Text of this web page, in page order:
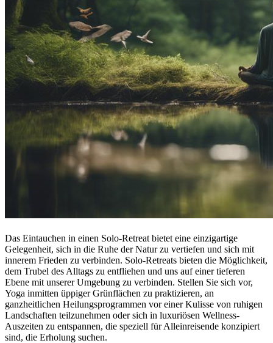
Das Eintauchen in einen Solo-Retreat bietet eine einzigartige
Gelegenheit, sich in die Ruhe der Natur zu vertiefen und sich mit
innerem Frieden zu verbinden. Solo-Retreats bieten die Möglichkeit,
dem Trubel des Alltags zu entfliehen und uns auf einer tieferen
Ebene mit unserer Umgebung zu verbinden. Stellen Sie sich vor,
Yoga inmitten üppiger Grünflächen zu praktizieren, an
ganzheitlichen Heilungsprogrammen vor einer Kulisse von ruhigen
Landschaften teilzunehmen oder sich in luxuriösen Wellness-
Auszeiten zu entspannen, die speziell für Alleinreisende konzipiert
sind, die Erholung suchen.